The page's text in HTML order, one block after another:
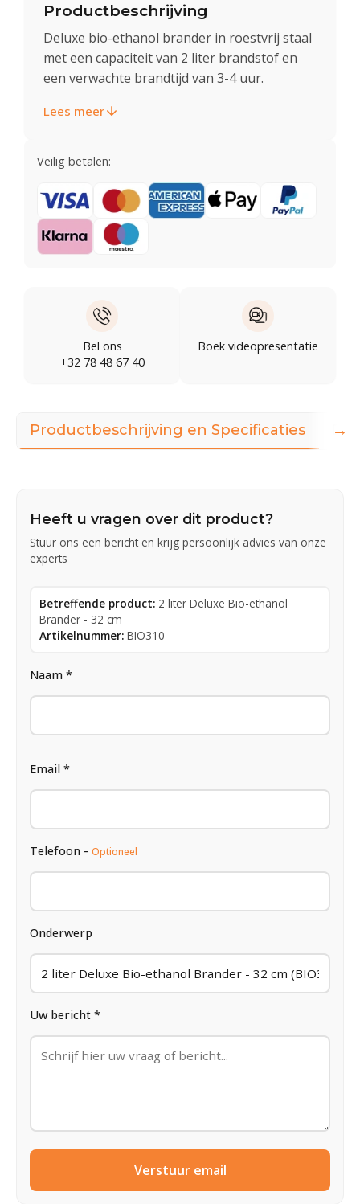
Productbeschrijving
Deluxe bio-ethanol brander in roestvrij staal
met een capaciteit van 2 liter brandstof en
een verwachte brandtijd van 3-4 uur.
Lees meer
Veilig betalen:
Bel ons
+32 78 48 67 40
Boek videopresentatie
Productbeschrijving en Specificaties
Heeft u vragen over dit product?
Stuur ons een bericht en krijg persoonlijk advies van onze
experts
Betreffende product: 2 liter Deluxe Bio-ethanol
Brander - 32 cm
Artikelnummer: BIO310
Naam *
Email *
Telefoon - Optioneel
Onderwerp
Uw bericht *
Verstuur email
→